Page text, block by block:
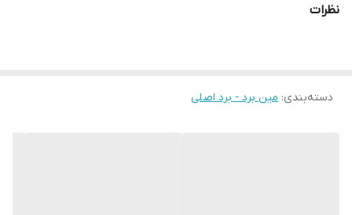
دردفتر مرکزی موبو سیف – واحد خدمات
💰 فروش تکی با قیمت عمدهو بدون واسطه
• راه‌حل اقتصادی برای احیای گوشی بدون نیاز به خرید دستگاه جدید
جدید.
نظرات
دسته‌بندی: مین برد - برد اصلی